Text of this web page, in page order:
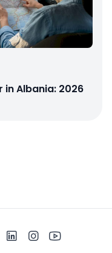
Albania: 2026